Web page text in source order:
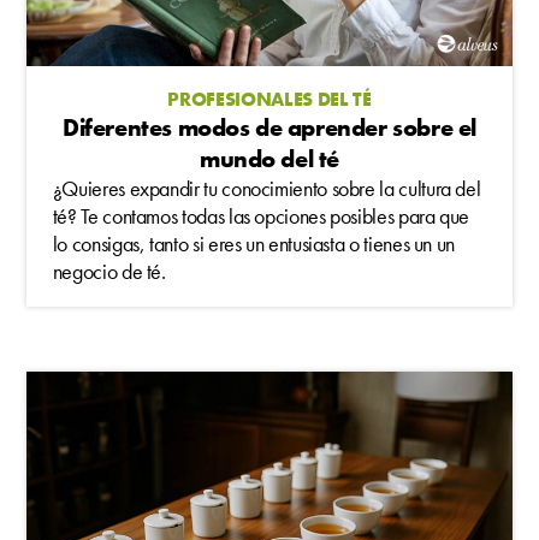
PROFESIONALES DEL TÉ
Diferentes modos de aprender sobre el
mundo del té
¿Quieres expandir tu conocimiento sobre la cultura del
té? Te contamos todas las opciones posibles para que
lo consigas, tanto si eres un entusiasta o tienes un un
negocio de té.